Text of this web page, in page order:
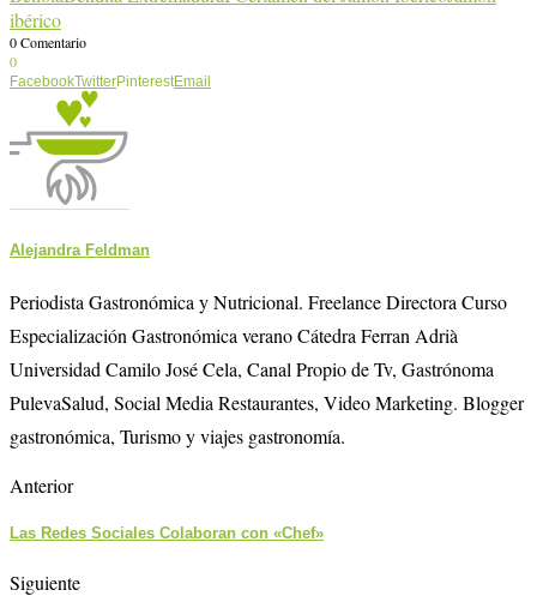
ibérico
0 Comentario
0
FacebookTwitterPinterestEmail
Alejandra Feldman
Periodista Gastronómica y Nutricional. Freelance Directora Curso
Especialización Gastronómica verano Cátedra Ferran Adrià
Universidad Camilo José Cela, Canal Propio de Tv, Gastrónoma
PulevaSalud, Social Media Restaurantes, Video Marketing. Blogger
gastronómica, Turismo y viajes gastronomía.
Anterior
Las Redes Sociales Colaboran con «Chef»
Siguiente